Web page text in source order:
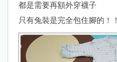
都是需要再額外穿襪子
只有兔裝是完全包住腳的！！